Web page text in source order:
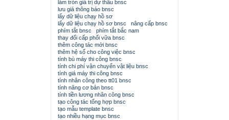
làm tròn giá trị dự thầu bnsc
lưu giá thông báo bnsc
lấy dữ liệu chạy hồ sơ
lấy dữ liệu chạy hồ sơ bnsc
nâng cấp bnsc
phím tắt bnsc
phím tắt bắc nam
thay đổi cấp phối vữa bnsc
thêm công tác mới bnsc
thêm hệ số cho công việc bnsc
tính bù máy thi công bnsc
tính chi phí vận chuyển vật liệu bnsc
tính giá máy thi công bnsc
tính nhân công theo tt01 bnsc
tính năng cơ bản bnsc
tính tiền lương nhân công bnsc
tạo công tác tổng hợp bnsc
tạo mẫu template bnsc
tạo nhiều hạng mục bnsc